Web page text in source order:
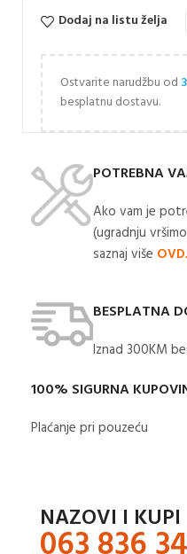
Dodaj na listu želja
Ostvarite narudžbu od
besplatnu dostavu.
POTREBNA
Ako vam je
(ugradnju
saznaj više
BESPLATNA
Iznad 300KM
100% SIGURNA
Plaćanje pri pouzeću
NAZOVI I KUPI